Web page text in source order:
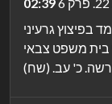
בפיצוץ גרעיני
בית משפט צבאי